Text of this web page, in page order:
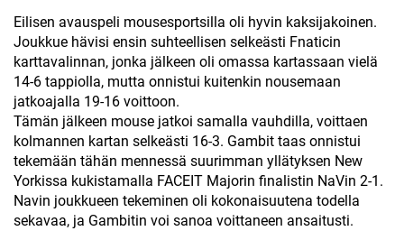
Eilisen avauspeli mousesportsilla oli hyvin kaksijakoinen.
Joukkue hävisi ensin suhteellisen selkeästi Fnaticin
karttavalinnan, jonka jälkeen oli omassa kartassaan vielä
14-6 tappiolla, mutta onnistui kuitenkin nousemaan
jatkoajalla 19-16 voittoon.
Tämän jälkeen mouse jatkoi samalla vauhdilla, voittaen
kolmannen kartan selkeästi 16-3. Gambit taas onnistui
tekemään tähän mennessä suurimman yllätyksen New
Yorkissa kukistamalla FACEIT Majorin finalistin NaVin 2-1.
Navin joukkueen tekeminen oli kokonaisuutena todella
sekavaa, ja Gambitin voi sanoa voittaneen ansaitusti.